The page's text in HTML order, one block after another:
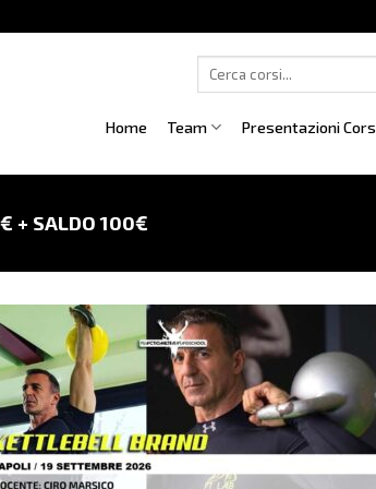
Home Team Presentazioni
+ SALDO 100€